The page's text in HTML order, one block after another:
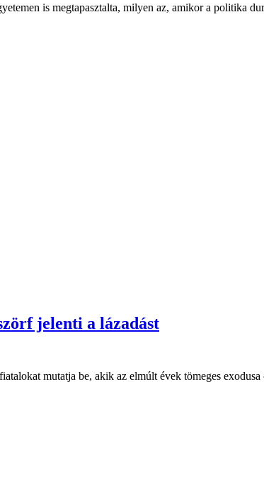
is megtapasztalta, milyen az, amikor a politika
jelenti a lázadást
mutatja be, akik az elmúlt évek tömeges